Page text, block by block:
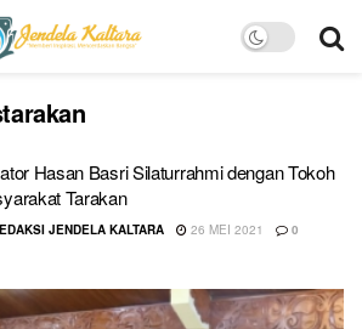
Hasan Basri Silaturrahmi dengan Tokoh
Tarakan
JENDELA KALTARA 26 MEI 2021 0